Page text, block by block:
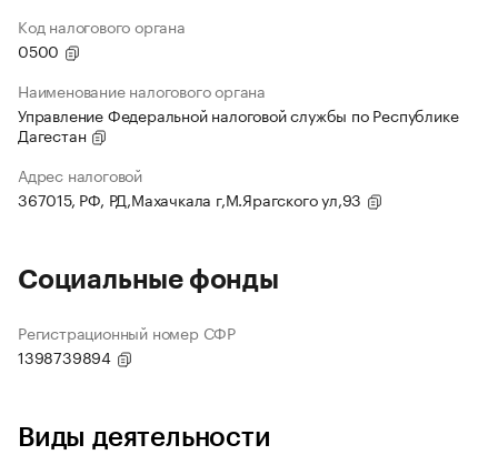
Код налогового органа
0500
Наименование налогового органа
Управление Федеральной налоговой службы по Республике
Дагестан
Адрес налоговой
367015, РФ, РД,Махачкала г,М.Ярагского ул,93
Социальные фонды
Регистрационный номер СФР
1398739894
Виды деятельности